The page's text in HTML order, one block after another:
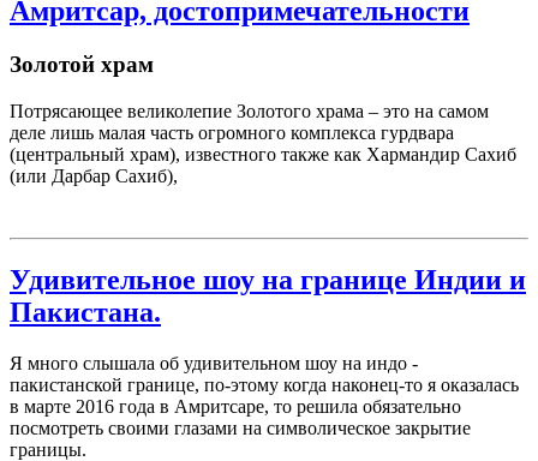
Амритсар, достопримечательности
Золотой храм
Потрясающее великолепие Золотого храма – это на самом
деле лишь малая часть огромного комплекса гурдвара
(центральный храм), известного также как Хармандир Сахиб
(или Дарбар Сахиб),
Удивительное шоу на границе Индии и
Пакистана.
Я много слышала об удивительном шоу на индо -
пакистанской границе, по-этому когда наконец-то я оказалась
в марте 2016 года в Амритсаре, то решила обязательно
посмотреть своими глазами на символическое закрытие
границы.